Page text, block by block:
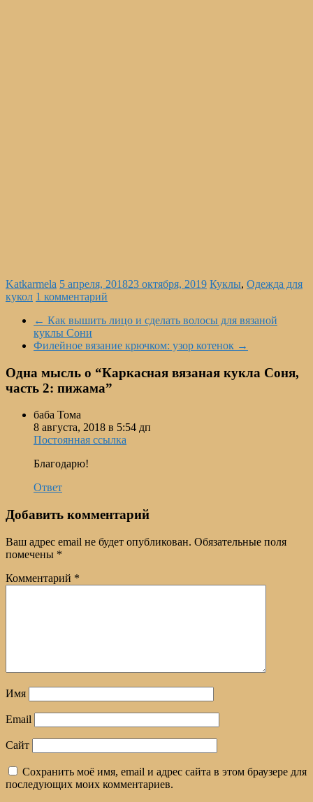
Katkarmela 5 апреля, 201823 октября, 2019 Куклы, Одежда для
кукол 1 комментарий
← Как вышить лицо и сделать волосы для вязаной
куклы Сони
Филейное вязание крючком: узор котенок →
Одна мысль о “Каркасная вязаная кукла Соня,
часть 2: пижама”
баба Тома
8 августа, 2018 в 5:54 дп
Постоянная ссылка
Благодарю!
Ответ
Добавить комментарий
Ваш адрес email не будет опубликован. Обязательные поля
помечены *
Комментарий *
Имя
Email
Сайт
Сохранить моё имя, email и адрес сайта в этом браузере для
последующих моих комментариев.